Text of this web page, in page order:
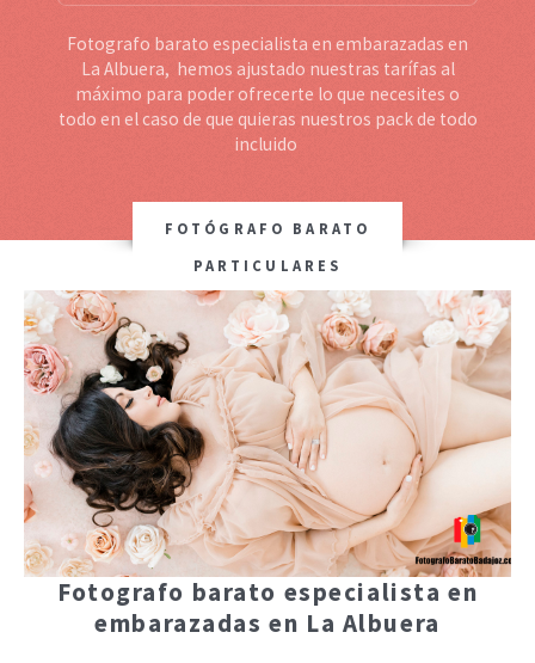
Fotografo barato especialista en embarazadas en
La Albuera, hemos ajustado nuestras tarífas al
máximo para poder ofrecerte lo que necesites o
todo en el caso de que quieras nuestros pack de todo
incluido
FOTÓGRAFO BARATO
PARTICULARES
Fotografo barato especialista en
embarazadas en La Albuera